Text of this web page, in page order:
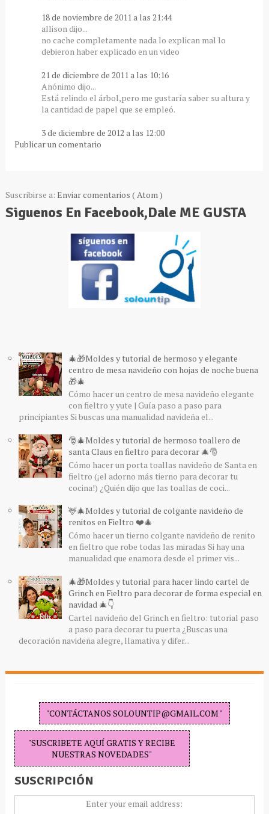
18 de noviembre de 2011 a las 21:44
allison dijo...
no cache completamente nada lo explican mal lo
debieron haber explicado en un video
21 de diciembre de 2011 a las 10:16
Anónimo dijo...
Está relindo el árbol,pero me gustaría saber su altura y
la cantidad de papel que se empleó.
3 de diciembre de 2012 a las 12:00
Publicar un comentario
Suscribirse a: Enviar comentarios ( Atom )
Siguenos En Facebook,Dale ME GUSTA
🎄🎁Moldes y tutorial de hermoso y elegante
centro de mesa navideño con hojas de noche buena
🎁🎄
Cómo hacer un centro de mesa navideño elegante
con fieltro y yute | Guía paso a paso para
principiantes Si buscas una manualidad navideña el...
🎅🎄Moldes y tutorial de hermoso toallero de
santa Claus en fieltro para decorar 🎄🎅
Cómo hacer un porta toallas navideño de Santa en
fieltro (¡el adorno más tierno para decorar tu
cocina!) ¿Quién dijo que las toallas de coci...
🦌🎄Moldes y tutorial de colgante navideño de
renitos en Fieltro ❤️🎄
Cómo hacer un tierno colgante navideño de renito
en fieltro que robe todas las miradas Si hay una
manualidad que enamora desde el primer vis...
🎄🎁Moldes y tutorial para hacer lindo cartel de
Grinch en Fieltro para decorar de forma especial en
navidad 🎄👇
Cartel navideño del Grinch en fieltro: tutorial paso
a paso para decorar tu puerta ¿Buscas una
decoración navideña alegre, llamativa y difer...
"CONTÁCTANOS SOLOUNTIP@GMAIL.COM "
"SUSCRIBETE AQUÍ GRATIS Y RECIBE
NUESTRAS NOVEDADES"
SUSCRIPCIÓN
Enter your email address: